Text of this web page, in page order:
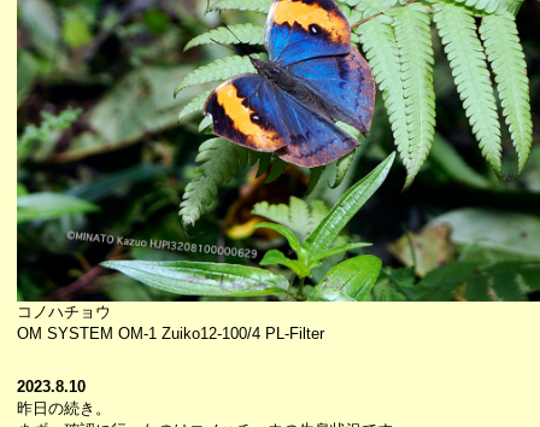
コノハチョウ
OM SYSTEM OM-1 Zuiko12-100/4 PL-Filter
2023.8.10
昨日の続き。